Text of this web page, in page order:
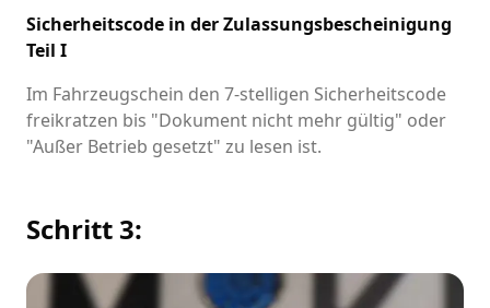
Sicherheitscode in der Zulassungsbescheinigung
Teil I
Im Fahrzeugschein den 7-stelligen Sicherheitscode
freikratzen bis "Dokument nicht mehr gültig" oder
"Außer Betrieb gesetzt" zu lesen ist.
Schritt 3: